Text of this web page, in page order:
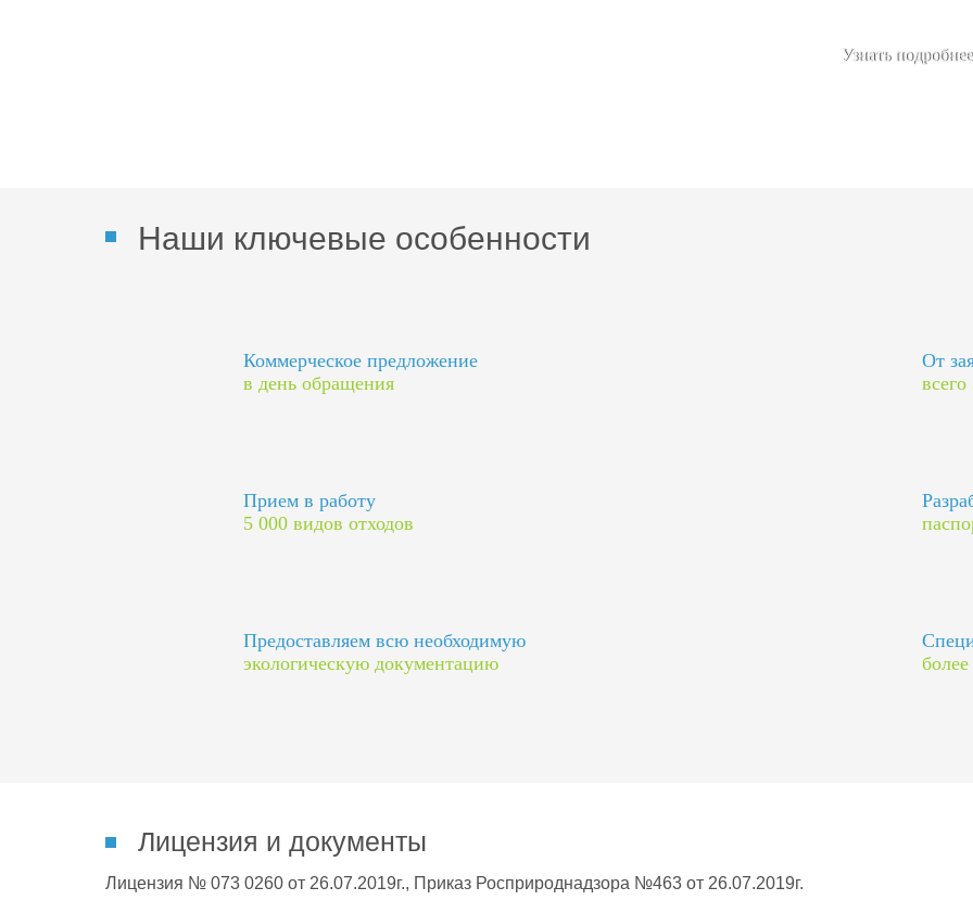
Узнать подробнее
Наши ключевые особенности
Коммерческое предложение
в день обращения
От
Прием в работу
5 000 видов отходов
Предоставляем всю необходимую
экологическую документацию
Лицензия и документы
Лицензия № 073 0260 от 26.07.2019г., Приказ Росприроднадзора №463 от 26.07.2019г.